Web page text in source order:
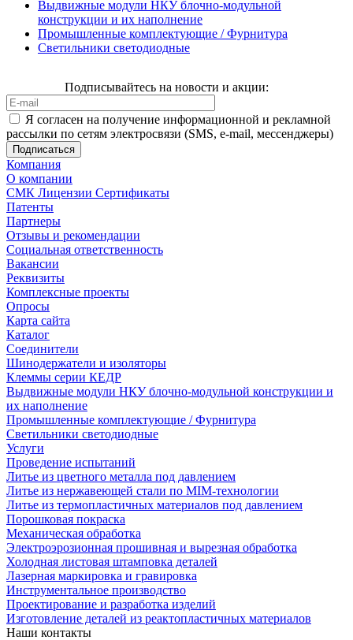
Выдвижные модули НКУ блочно-модульной
конструкции и их наполнение
Промышленные комплектующие / Фурнитура
Светильники светодиодные
Подписывайтесь на новости и акции:
Я согласен на получение информационной и рекламной
рассылки по сетям электросвязи (SMS, e-mail, мессенджеры)
Компания
О компании
СМК Лицензии Сертификаты
Патенты
Партнеры
Отзывы и рекомендации
Социальная ответственность
Вакансии
Реквизиты
Комплексные проекты
Опросы
Карта сайта
Каталог
Соединители
Шинодержатели и изоляторы
Клеммы серии КЕДР
Выдвижные модули НКУ блочно-модульной конструкции и
их наполнение
Промышленные комплектующие / Фурнитура
Светильники светодиодные
Услуги
Проведение испытаний
Литье из цветного металла под давлением
Литье из нержавеющей стали по MIM-технологии
Литье из термопластичных материалов под давлением
Порошковая покраска
Механическая обработка
Электроэрозионная прошивная и вырезная обработка
Холодная листовая штамповка деталей
Лазерная маркировка и гравировка
Инструментальное производство
Проектирование и разработка изделий
Изготовление деталей из реактопластичных материалов
Наши контакты